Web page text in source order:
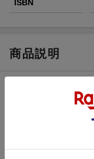
ISBN
商品説明
内容紹介（JPRO
おもしろくてために
「すごすぎる図鑑」
人間から見ると不思